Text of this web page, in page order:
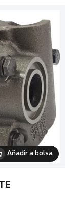
Añadir a bolsa